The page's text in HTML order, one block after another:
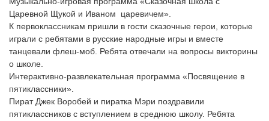
Царевной Щукой и Иваном  царевичем».
К первоклассникам пришли в гости сказочные герои, которые
играли с ребятами в русские народные игры и вместе
танцевали флеш-моб. Ребята отвечали на вопросы викторины
о школе.
Интерактивно-развлекательная программа «Посвящение в
пятиклассники».
Пират Джек Воробей и пиратка Мэри поздравили
пятиклассников с вступлением в среднюю школу. Ребята